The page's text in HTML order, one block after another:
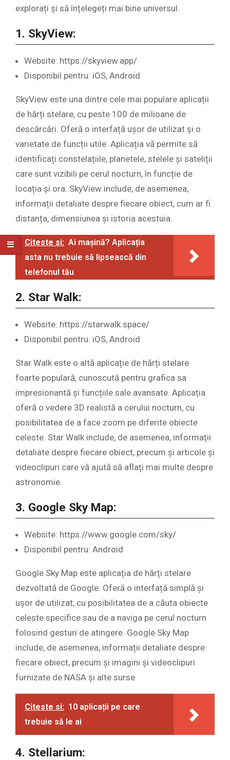
explorați și să înțelegeți mai bine universul.
1. SkyView:
Website: https://skyview.app/
Disponibil pentru: iOS, Android
SkyView este una dintre cele mai populare aplicații
de hărți stelare, cu peste 100 de milioane de
descărcări. Oferă o interfață ușor de utilizat și o
varietate de funcții utile. Aplicația vă permite să
identificați constelațiile, planetele, stelele și sateliții
care sunt vizibili pe cerul nocturn, în funcție de
locația și ora. SkyView include, de asemenea,
informații detaliate despre fiecare obiect, cum ar fi
distanța, dimensiunea și istoria acestuia.
Citeste si: Ai mașină? Aplicația
asta nu trebuie să lipsească din
telefonul tău
2. Star Walk:
Website: https://starwalk.space/
Disponibil pentru: iOS, Android
Star Walk este o altă aplicație de hărți stelare
foarte populară, cunoscută pentru grafica sa
impresionantă și funcțiile sale avansate. Aplicația
oferă o vedere 3D realistă a cerului nocturn, cu
posibilitatea de a face zoom pe diferite obiecte
celeste. Star Walk include, de asemenea, informații
detaliate despre fiecare obiect, precum și articole și
videoclipuri care vă ajută să aflați mai multe despre
astronomie.
3. Google Sky Map:
Website: https://www.google.com/sky/
Disponibil pentru: Android
Google Sky Map este aplicația de hărți stelare
dezvoltată de Google. Oferă o interfață simplă și
ușor de utilizat, cu posibilitatea de a căuta obiecte
celeste specifice sau de a naviga pe cerul nocturn
folosind gesturi de atingere. Google Sky Map
include, de asemenea, informații detaliate despre
fiecare obiect, precum și imagini și videoclipuri
furnizate de NASA și alte surse.
Citeste si: 10 aplicații pe care
trebuie să le ai
4. Stellarium: